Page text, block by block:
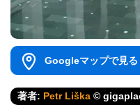
Googleマップで見る
著者: Petr Liška ©